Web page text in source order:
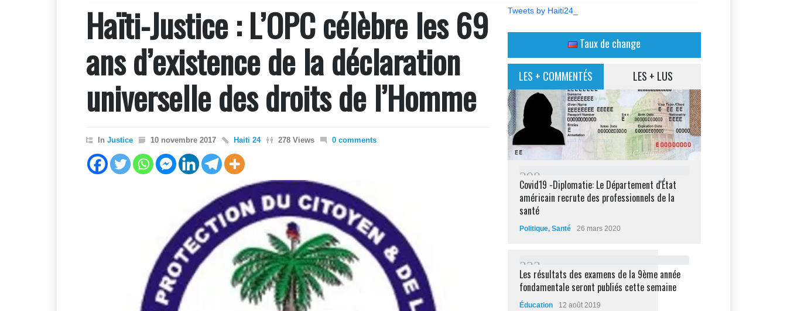
Haïti-Justice : L’OPC célèbre les 69
ans d’existence de la déclaration
universelle des droits de l’Homme
In Justice 10 novembre 2017 Haiti 24 278 Views 0 comments
Tweets by Haiti24_
Taux de change
LES + COMMENTÉS LES + LUS
298
Covid19 -Diplomatie: Le Département d'État
américain recrute des professionnels de la
santé
Politique, Santé 26 mars 2020
232
Les résultats des examens de la 9ème année
fondamentale seront publiés cette semaine
Éducation 12 août 2019